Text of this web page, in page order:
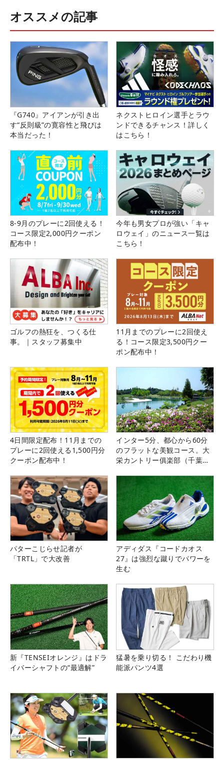
オススメの記事
『G740』アイアンが引き出
す“反則級”の寛容性と飛びは
本当だった！
ネクストヒロイン選手とラウ
ンドできるチャンス！詳しく
はこちら！
8-9月のプレーに2回使える！
コース限定2,000円クーポン
配布中！
今年も男女プロが強い「キャ
ロウェイ」のニュース一覧は
こちら！
ゴルフの熱狂を、つくる仕
事。｜スタッフ募集中
11月までのプレーに2回使え
る！コース限定3,500円クー
ポン配布中！
4日間限定配布！11月までの
プレーに2回使える1,500円分
クーポン配布中！
インター5分、都心から60分
のフラットな美観コース。大
栄カントリー俱楽部（千葉
パターこじらせ記者が
「TRTL」で大改善
アディダス『コードカオス
27』は強烈な蹴りでパワーを
生む
新『TENSEIオレンジ』はドラ
イバーシャフトの“最適解”
猛暑を乗り切る！ こだわり機
能派パンツ4選